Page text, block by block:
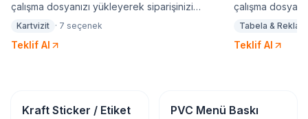
çalışma dosyanızı yükleyerek siparişinizi
oluşturabilirsiniz. Baskılı ürünlerde seçtiğiniz adet
seçeneği için sadece bir adet tasarım yapılabilir.
Kartvizit · 7 seçenek
Teklif Al
çalışma
Tabela & Reklam
Teklif Al
Sticker & Etiket
Kraft Sticker / Etiket Kırtasiye & Matbu
PVC Menü Baskı